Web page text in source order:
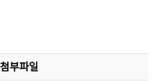
첨부파일